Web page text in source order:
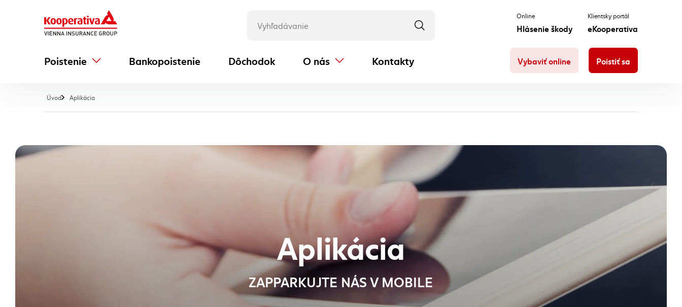
Online
Hlásenie škody
Klientsky portál
eKooperativa
Poistenie Bankopoistenie Dôchodok
(externý odkaz) O nás Kontakty Vybaviť online Poistiť sa
Úvod Aplikácia, aktuálna stránka
Aplikácia
ZAPPARKUJTE NÁS V MOBILE